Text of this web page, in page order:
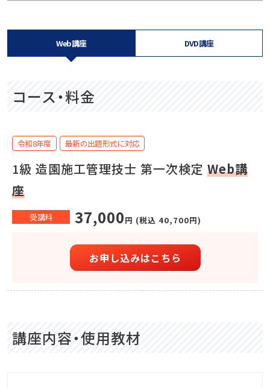
Web講座 DVD講座
コース・料金
令和8年度 最新の出題形式に対応
1級 造園施工管理技士 第一次検定 Web講
座
受講料 37,000円 (税込 40,700円)
お申し込みはこちら
講座内容・使用教材